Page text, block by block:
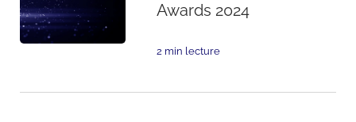
Awards 2024
2 min lecture